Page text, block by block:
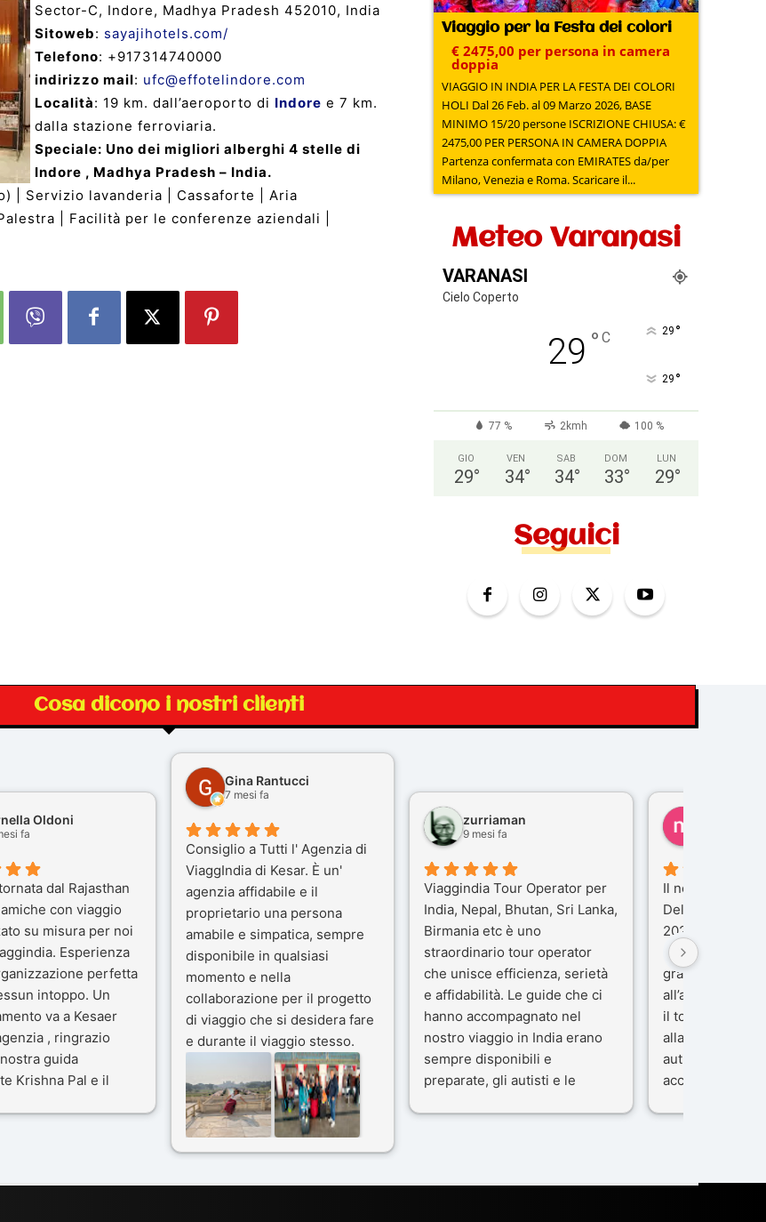
Sector-C, Indore, Madhya Pradesh 452010, India
Sitoweb: sayajihotels.com/
Telefono: +917314740000
indirizzo mail: ufc@effotelindore.com
Località: 19 km. dall’aeroporto di Indore e 7 km.
dalla stazione ferroviaria.
Speciale: Uno dei migliori alberghi 4 stelle di
Indore , Madhya Pradesh – India.
| Servizio lavanderia | Cassaforte | Aria
| Facilità per le conferenze aziendali |
Viaggio per la Festa dei colori
€ 2475,00 per persona in camera
doppia
VIAGGIO IN INDIA PER LA FESTA DEI COLORI
HOLI Dal 26 Feb. al 09 Marzo 2026, BASE
MINIMO 15/20 persone ISCRIZIONE CHIUSA: €
2475,00 PER PERSONA IN CAMERA DOPPIA
Partenza confermata con EMIRATES da/per
Milano, Venezia e Roma. Scaricare il...
Meteo Varanasi
VARANASI
Cielo Coperto
29 ° C 29 °
29 °
77 % 2kmh 100 %
GIO
29°
VEN
34°
SAB
34°
DOM
33°
LUN
29°
Seguici
Cosa dicono i nostri clienti
Oldoni
fa
dal Rajasthan
con viaggio
su misura per noi
Esperienza
perfetta
intoppo. Un
va a Kesaer
, ringrazio
guida
Krishna Pal e il
questa agenzia
Gina Rantucci
7 mesi fa
Consiglio a Tutti l' Agenzia di
ViaggIndia di Kesar. È un'
agenzia affidabile e il
proprietario una persona
amabile e simpatica, sempre
disponibile in qualsiasi
momento e nella
collaborazione per il progetto
di viaggio che si desidera fare
e durante il viaggio stesso.
Siamo stati 3 settimane in
India a novembre 2025, 5
amici e il viaggio alla scoperta
del Rajasthan e Varanasi è
stato bellissimo: grazie alla
ai servizi dell' Agenzia con
zurriaman
9 mesi fa
Viaggindia Tour Operator per
India, Nepal, Bhutan, Sri Lanka,
Birmania etc è uno
straordinario tour operator
che unisce efficienza, serietà
e affidabilità. Le guide che ci
hanno accompagnato nel
nostro viaggio in India erano
sempre disponibili e
preparate, gli autisti e le
livello e di grande
Il nostro
Delhi e
2025), è stata
che porteremo
gran parte del
all’agenzia che
il tour con cura
alla nostra
autista che ci
accompagnati